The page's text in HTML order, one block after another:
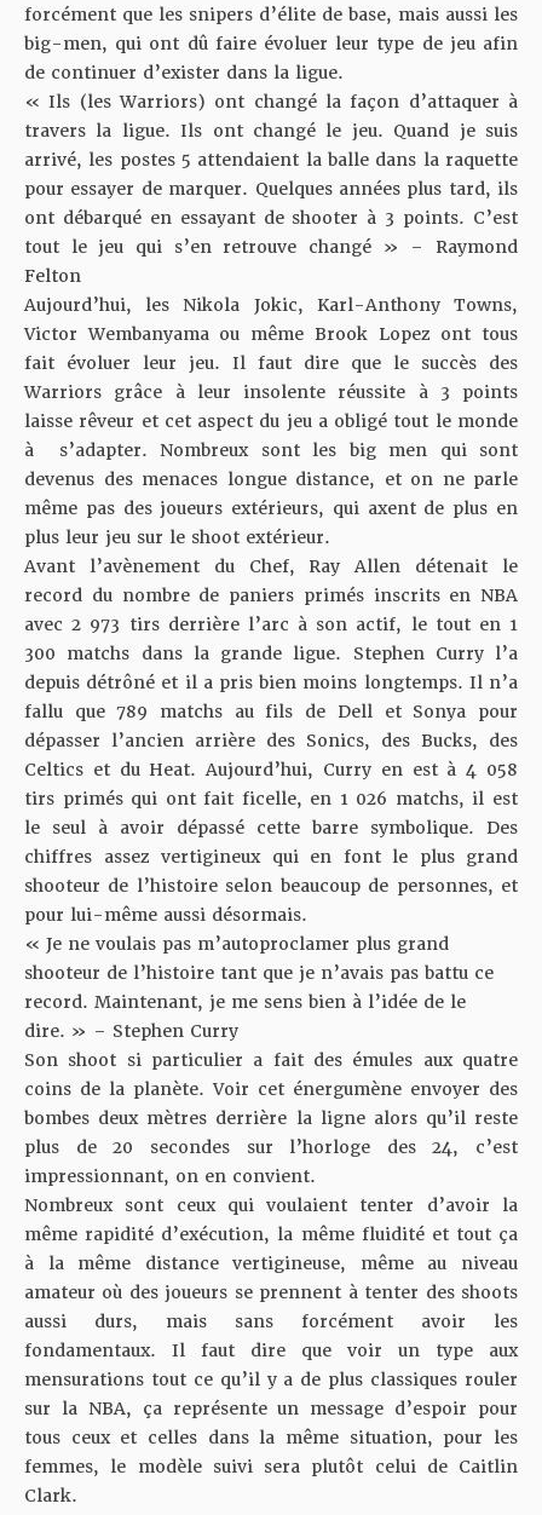
forcément que les snipers d’élite de base, mais aussi les
big-men, qui ont dû faire évoluer leur type de jeu afin
de continuer d’exister dans la ligue.
« Ils (les Warriors) ont changé la façon d’attaquer à
travers la ligue. Ils ont changé le jeu. Quand je suis
arrivé, les postes 5 attendaient la balle dans la raquette
pour essayer de marquer. Quelques années plus tard, ils
ont débarqué en essayant de shooter à 3 points. C’est
tout le jeu qui s’en retrouve changé » – Raymond
Felton
Aujourd’hui, les Nikola Jokic, Karl-Anthony Towns,
Victor Wembanyama ou même Brook Lopez ont tous
fait évoluer leur jeu. Il faut dire que le succès des
Warriors grâce à leur insolente réussite à 3 points
laisse rêveur et cet aspect du jeu a obligé tout le monde
à s’adapter. Nombreux sont les big men qui sont
devenus des menaces longue distance, et on ne parle
même pas des joueurs extérieurs, qui axent de plus en
plus leur jeu sur le shoot extérieur.
Avant l’avènement du Chef, Ray Allen détenait le
record du nombre de paniers primés inscrits en NBA
avec 2 973 tirs derrière l’arc à son actif, le tout en 1
300 matchs dans la grande ligue. Stephen Curry l’a
depuis détrôné et il a pris bien moins longtemps. Il n’a
fallu que 789 matchs au fils de Dell et Sonya pour
dépasser l’ancien arrière des Sonics, des Bucks, des
Celtics et du Heat. Aujourd’hui, Curry en est à 4 058
tirs primés qui ont fait ficelle, en 1 026 matchs, il est
le seul à avoir dépassé cette barre symbolique. Des
chiffres assez vertigineux qui en font le plus grand
shooteur de l’histoire selon beaucoup de personnes, et
pour lui-même aussi désormais.
« Je ne voulais pas m’autoproclamer plus grand
shooteur de l’histoire tant que je n’avais pas battu ce
record. Maintenant, je me sens bien à l’idée de le
dire. » – Stephen Curry
Son shoot si particulier a fait des émules aux quatre
coins de la planète. Voir cet énergumène envoyer des
bombes deux mètres derrière la ligne alors qu’il reste
plus de 20 secondes sur l’horloge des 24, c’est
impressionnant, on en convient.
Nombreux sont ceux qui voulaient tenter d’avoir la
même rapidité d’exécution, la même fluidité et tout ça
à la même distance vertigineuse, même au niveau
amateur où des joueurs se prennent à tenter des shoots
aussi durs, mais sans forcément avoir les
fondamentaux. Il faut dire que voir un type aux
mensurations tout ce qu’il y a de plus classiques rouler
sur la NBA, ça représente un message d’espoir pour
tous ceux et celles dans la même situation, pour les
femmes, le modèle suivi sera plutôt celui de Caitlin
Clark.